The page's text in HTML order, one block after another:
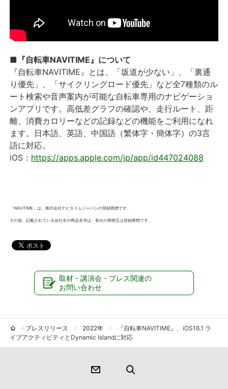
■『自転車NAVITIME』について
『自転車NAVITIME』とは、「坂道が少ない」、「裏通
り優先」、「サイクリングロード優先」など全7種類のル
ート検索や音声案内が可能な自転車専用のナビゲーショ
ンアプリです。高低差グラフの確認や、走行ルート、距
離、消費カロリーなどの記録などの機能をご利用になれ
ます。日本語、英語、中国語（繁体字・簡体字）の3言
語に対応。
iOS： https://apps.apple.com/jp/app/id447024088
「NAVITIME」は、株式会社ナビタイムジャパンの登録商標です。
その他、記載されている会社名や商品名等は、各社の商標又は登録商標です。
取材・講演会・プレス関連の
お問い合わせ
プレスリリース 2022年
『自転車NAVITIME』、iOS16.1 ラ
イブアクティビティとDynamic Islandに対応